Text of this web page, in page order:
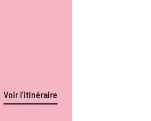
Voir l’itinéraire